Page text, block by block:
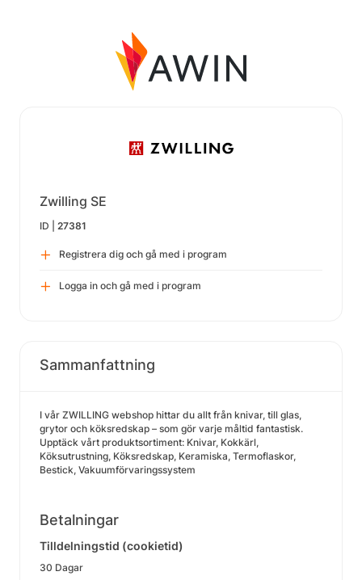
Zwilling SE
ID | 27381
Registrera dig och gå med i program
Logga in och gå med i program
Sammanfattning
I vår ZWILLING webshop hittar du allt från knivar, till glas,
grytor och köksredskap – som gör varje måltid fantastisk.
Upptäck vårt produktsortiment: Knivar, Kokkärl,
Köksutrustning, Köksredskap, Keramiska, Termoflaskor,
Bestick, Vakuumförvaringssystem
Betalningar
Tilldelningstid (cookietid)
30 Dagar